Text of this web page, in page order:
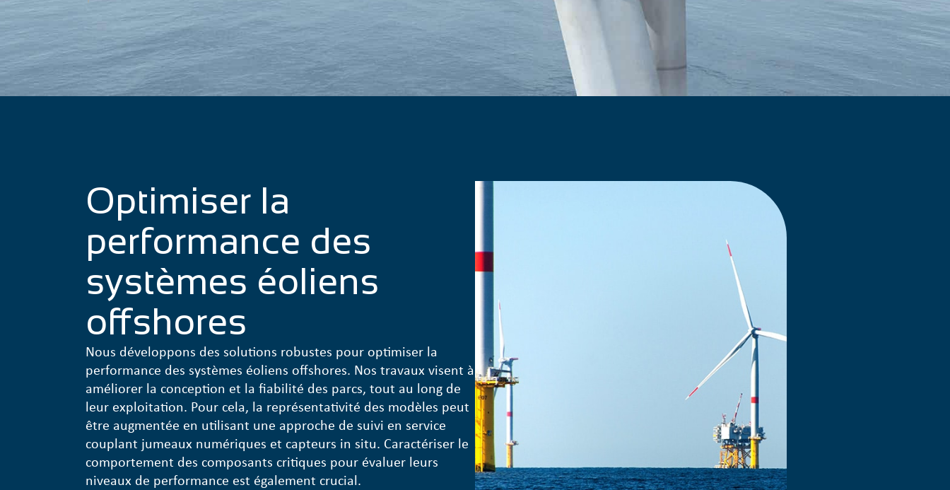
Optimiser la
performance des
systèmes éoliens
offshores
Nous développons des solutions robustes pour optimiser la
performance des systèmes éoliens offshores. Nos travaux visent à
améliorer la conception et la fiabilité des parcs, tout au long de
leur exploitation. Pour cela, la représentativité des modèles peut
être augmentée en utilisant une approche de suivi en service
couplant jumeaux numériques et capteurs in situ. Caractériser le
comportement des composants critiques pour évaluer leurs
niveaux de performance est également crucial.